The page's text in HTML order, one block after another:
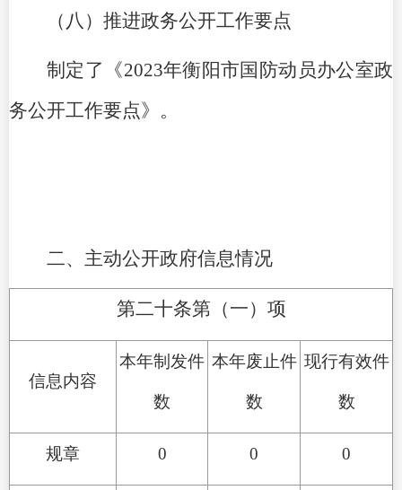
（八）推进政务公开工作要点
制定了《2023年衡阳市国防动员办公室政
务公开工作要点》。
二、主动公开政府信息情况
第二十条第（一）项
信息内容
本年制发件
数
本年废止件
数
现行有效件
数
规章 0 0 0